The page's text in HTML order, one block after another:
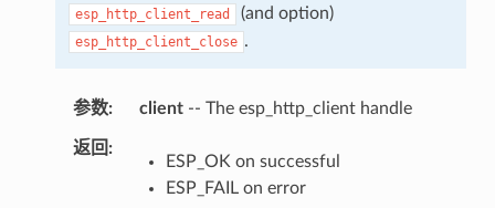
esp_http_client_read (and option)
esp_http_client_close .
参数 client-- The esp_http_client handle
返回
ESP_OK on successful
ESP_FAIL on error